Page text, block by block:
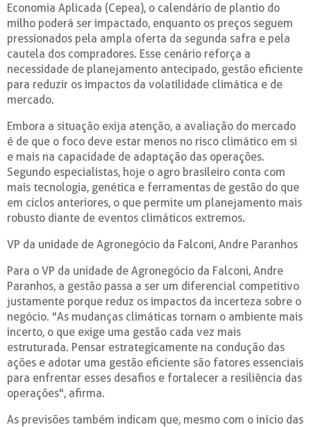
Economia Aplicada (Cepea), o calendário de plantio do
milho poderá ser impactado, enquanto os preços seguem
pressionados pela ampla oferta da segunda safra e pela
cautela dos compradores. Esse cenário reforça a
necessidade de planejamento antecipado, gestão eficiente
para reduzir os impactos da volatilidade climática e de
mercado.
Embora a situação exija atenção, a avaliação do mercado
é de que o foco deve estar menos no risco climático em si
e mais na capacidade de adaptação das operações.
Segundo especialistas, hoje o agro brasileiro conta com
mais tecnologia, genética e ferramentas de gestão do que
em ciclos anteriores, o que permite um planejamento mais
robusto diante de eventos climáticos extremos.
VP da unidade de Agronegócio da Falconi, Andre Paranhos
Para o VP da unidade de Agronegócio da Falconi, Andre
Paranhos, a gestão passa a ser um diferencial competitivo
justamente porque reduz os impactos da incerteza sobre o
negócio. "As mudanças climáticas tornam o ambiente mais
incerto, o que exige uma gestão cada vez mais
estruturada. Pensar estrategicamente na condução das
ações e adotar uma gestão eficiente são fatores essenciais
para enfrentar esses desafios e fortalecer a resiliência das
operações", afirma.
As previsões também indicam que, mesmo com o início das